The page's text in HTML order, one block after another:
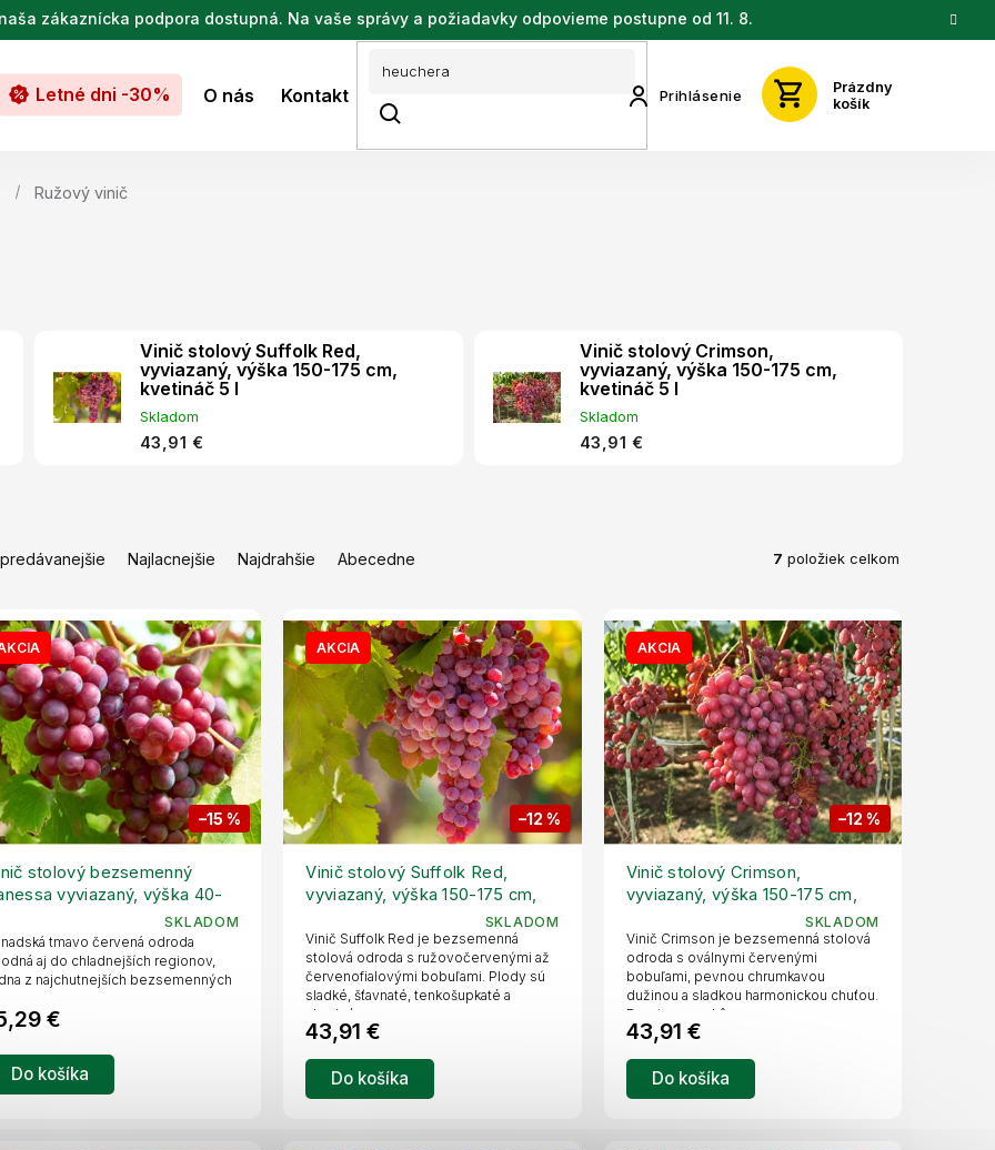
zákaznícka podpora dostupná. Na vaše správy a požiadavky odpovieme postupne od 11. 8.
Prihlásenie
Prázdny
košík
Letné dni -30% O nás Kontakt
Ružový vinič
Vinič stolový Suffolk Red,
vyviazaný, výška 150-175 cm,
kvetináč 5 l
Skladom
43,91 €
Vinič stolový Crimson,
vyviazaný, výška 150-175 cm,
kvetináč 5 l
Skladom
43,91 €
Najlacnejšie Najdrahšie Abecedne 7 položiek celkom
–15 %
stolový bezsemenný
vyviazaný, výška 40-
SKLADOM
€
Do košíka
tmavo červená odroda
aj do chladnejších regionov,
z najchutnejších bezsemenných
AKCIA
–12 %
Vinič stolový Suffolk Red,
vyviazaný, výška 150-175 cm,
SKLADOM
43,91 €
Do košíka
Vinič Suffolk Red je bezsemenná
stolová odroda s ružovočervenými až
červenofialovými bobuľami. Plody sú
sladké, šťavnaté, tenkošupkaté a
vhodné...
AKCIA
–12 %
Vinič stolový Crimson,
vyviazaný, výška 150-175 cm,
SKLADOM
43,91 €
Do košíka
Vinič Crimson je bezsemenná stolová
odroda s oválnymi červenými
bobuľami, pevnou chrumkavou
dužinou a sladkou harmonickou chuťou.
Dozrieva neskôr,...